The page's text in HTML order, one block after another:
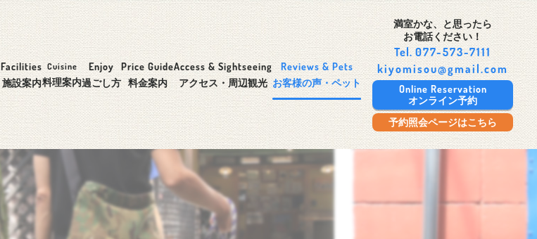
Facilities
施設案内
Cuisine
料理案内
Enjoy
過ごし方
Price Guide
料金案内
Access & Sightseeing
アクセス・周辺観光
Reviews & Pets
お客様の声・ペット
満室かな、と思ったら
お電話ください！
Tel.077-573-7111
kiyomisou@gmail.com
Online Reservation
オンライン予約
予約照会ページはこちら